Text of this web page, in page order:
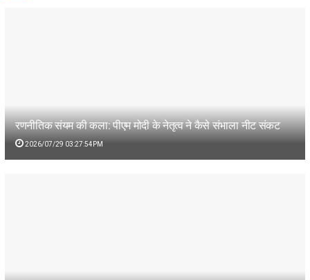
रणनीतिक संयम की कला: पीएम मोदी के नेतृत्व ने कैसे संभाला नीट संकट
2026/07/29 03:27:54PM